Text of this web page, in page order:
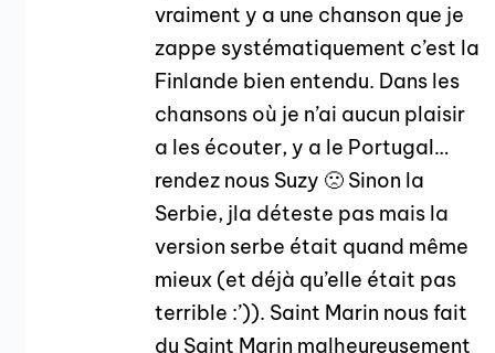
vraiment y a une chanson que je
zappe systématiquement c’est la
Finlande bien entendu. Dans les
chansons où je n’ai aucun plaisir
a les écouter, y a le Portugal…
rendez nous Suzy 🙁 Sinon la
Serbie, jla déteste pas mais la
version serbe était quand même
mieux (et déjà qu’elle était pas
terrible :’)). Saint Marin nous fait
du Saint Marin malheureusement